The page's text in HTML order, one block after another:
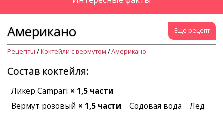
Еще рецепт
Американо
Рецепты /Коктейли с вермутом /Американо
Состав коктейля:
Ликер Campari × 1,5 части
Вермут розовый × 1,5 части Содовая вода Лед